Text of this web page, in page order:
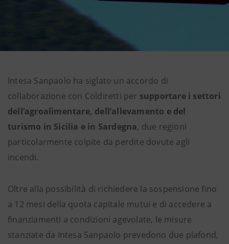
Intesa Sanpaolo ha siglato un accordo di
collaborazione con Coldiretti per supportare i settori
dell’agroalimentare, dell’allevamento e del
turismo in Sicilia e in Sardegna, due regioni
particolarmente colpite da perdite dovute agli
incendi.
Oltre alla possibilità di richiedere la sospensione fino
a 12 mesi della quota capitale mutui e di accedere a
finanziamenti a condizioni agevolate, le misure
stanziate da Intesa Sanpaolo prevedono due plafond,